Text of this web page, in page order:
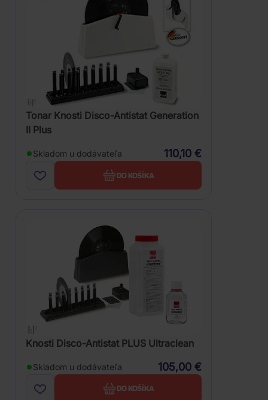
Tonar Knosti Disco-Antistat Generation
II Plus
Skladom u dodávateľa 110,10 €
DO KOŠÍKA
Knosti Disco-Antistat PLUS Ultraclean
Skladom u dodávateľa 105,00 €
DO KOŠÍKA